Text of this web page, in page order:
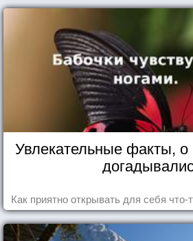
Увлекательные факты,
Как приятно открывать для себя что-